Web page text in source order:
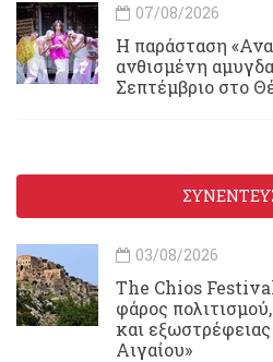
07/08/2026
Η παράσταση
ανθισμένη
Σεπτέμβριο στο
03/08/2026
Τhe Chios
φάρος
και
Αιγαίου»